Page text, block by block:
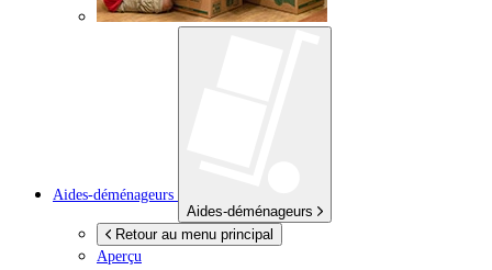
Aides-déménageurs
Aides-déménageurs
Retour au menu principal
Aperçu